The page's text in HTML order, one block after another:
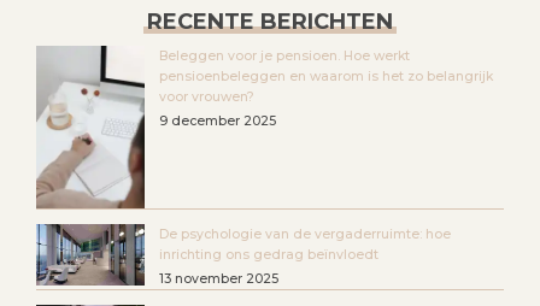
RECENTE BERICHTEN
Beleggen voor je pensioen. Hoe werkt
pensioenbeleggen en waarom is het zo belangrijk
voor vrouwen?
9 december 2025
De psychologie van de vergaderruimte: hoe
inrichting ons gedrag beïnvloedt
13 november 2025